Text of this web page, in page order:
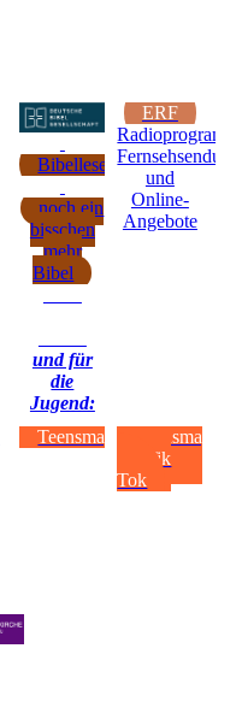
Bibellesepläne
noch ein
bisschen
mehr
Bibel
und für
die
Jugend:
ERF
und
Online-
Angebote
Teensmag
Teensmag
auf Tik
Tok